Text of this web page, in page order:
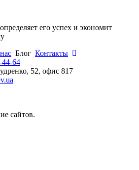
его успех и экономит
Блог Контакты
44-64
52, офис 817
сайтов.